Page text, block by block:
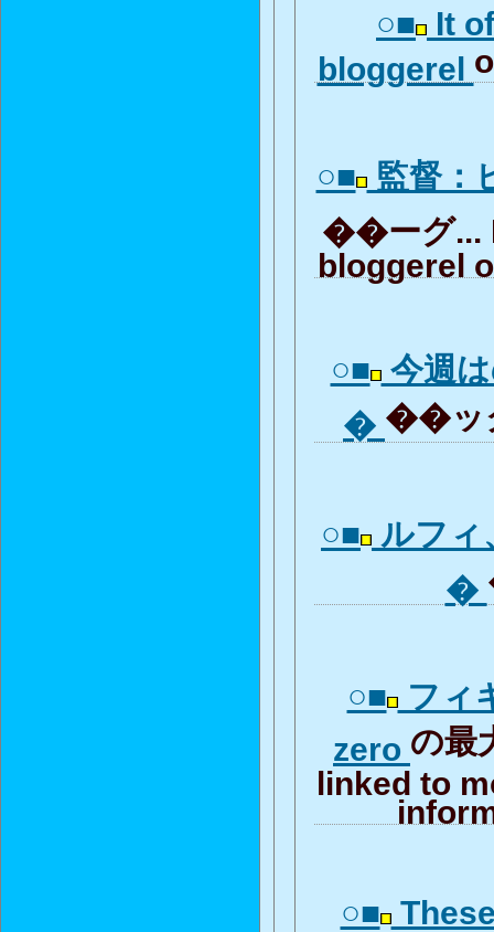
○■ It
bloggerel
○■ 監督：
��ーグ...
bloggerel
○■ 今週
� ��ッ
○■ ルフィ
�
○■ フィ
zero の最
linked to
○■